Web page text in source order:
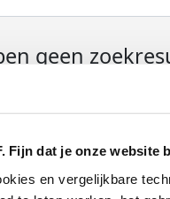
Fijn dat je onze website
en vergelijkbare
geen